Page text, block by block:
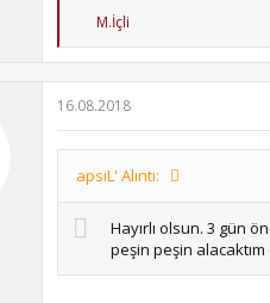
T
p
l
e
r
:
M.İçli
16.08.2018
apsiL' Alıntı:
Hayırlı olsun. 3 gün
peşin peşin